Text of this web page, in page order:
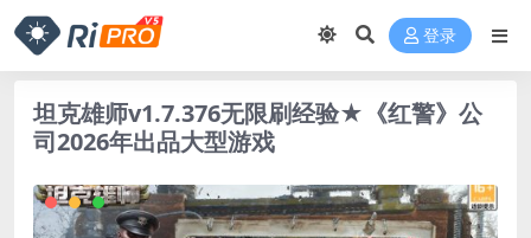
登录
坦克雄师v1.7.376无限刷经验★《红警》公
司2026年出品大型游戏